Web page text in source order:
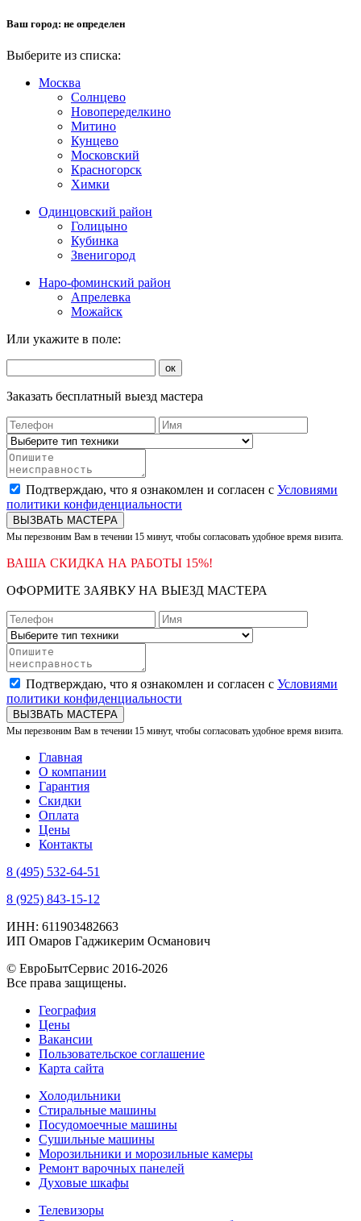
Ваш город: не определен
Выберите из списка:
Москва
Солнцево
Новопеределкино
Митино
Кунцево
Московский
Красногорск
Химки
Одинцовский район
Голицыно
Кубинка
Звенигород
Наро-фоминский район
Апрелевка
Можайск
Или укажите в поле:
ок
Заказать бесплатный выезд мастера
Подтверждаю, что я ознакомлен и согласен с Условиями
политики конфиденциальности
ВЫЗВАТЬ МАСТЕРА
Мы перезвоним Вам в течении 15 минут, чтобы согласовать удобное время визита.
ВАША СКИДКА НА РАБОТЫ 15%!
ОФОРМИТЕ ЗАЯВКУ НА ВЫЕЗД МАСТЕРА
Подтверждаю, что я ознакомлен и согласен с Условиями
политики конфиденциальности
ВЫЗВАТЬ МАСТЕРА
Мы перезвоним Вам в течении 15 минут, чтобы согласовать удобное время визита.
Главная
О компании
Гарантия
Скидки
Оплата
Цены
Контакты
8 (495) 532-64-51
8 (925) 843-15-12
ИНН: 611903482663
ИП Омаров Гаджикерим Османович
© ЕвроБытСервис 2016-2026
Все права защищены.
География
Цены
Вакансии
Пользовательское соглашение
Карта сайта
Холодильники
Стиральные машины
Посудомоечные машины
Сушильные машины
Морозильники и морозильные камеры
Ремонт варочных панелей
Духовые шкафы
Телевизоры